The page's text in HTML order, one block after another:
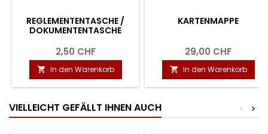
REGLEMENTENTASCHE /
DOKUMENTENTASCHE
2,50 CHF
 In den Warenkorb
KARTENMAPPE
29,00 CHF
 In den Warenkorb
VIELLEICHT GEFÄLLT IHNEN AUCH >
<